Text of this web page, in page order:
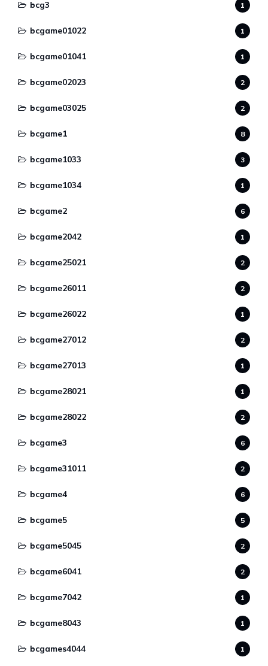
bcg3 1
bcgame01022 1
bcgame01041 1
bcgame02023 2
bcgame03025 2
bcgame1 8
bcgame1033 3
bcgame1034 1
bcgame2 6
bcgame2042 1
bcgame25021 2
bcgame26011 2
bcgame26022 1
bcgame27012 2
bcgame27013 1
bcgame28021 1
bcgame28022 2
bcgame3 6
bcgame31011 2
bcgame4 6
bcgame5 5
bcgame5045 2
bcgame6041 2
bcgame7042 1
bcgame8043 1
bcgames4044 1